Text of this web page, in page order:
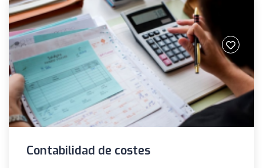
Contabilidad de costes